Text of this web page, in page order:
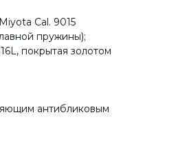
Cal. 9015
пружины);
покрытая золотом
антибликовым